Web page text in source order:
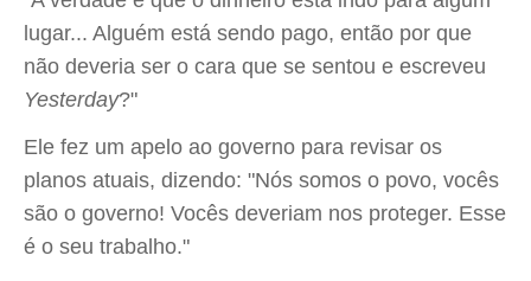
lugar... Alguém está sendo pago, então por que
não deveria ser o cara que se sentou e escreveu
Yesterday?"
Ele fez um apelo ao governo para revisar os
planos atuais, dizendo: "Nós somos o povo, vocês
são o governo! Vocês deveriam nos proteger. Esse
é o seu trabalho."